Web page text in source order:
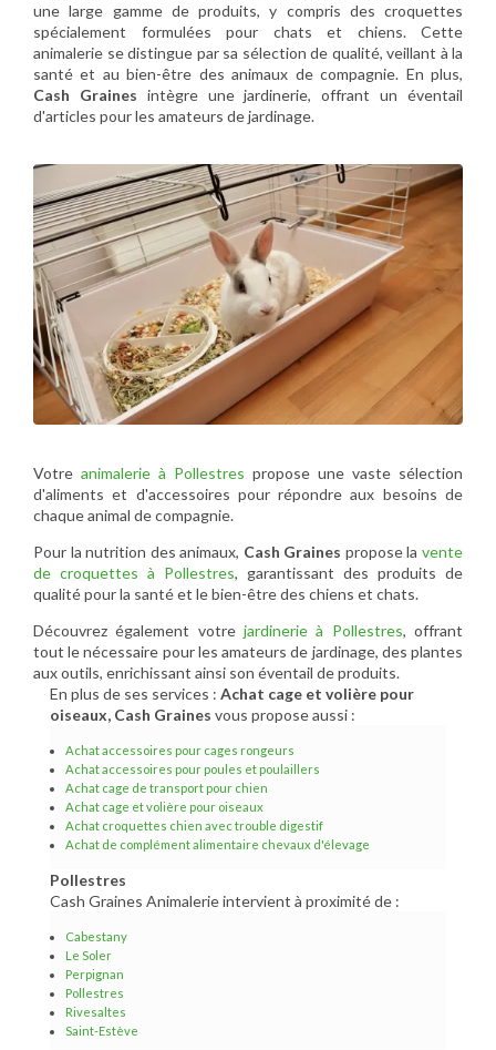
une large gamme de produits, y compris des croquettes
spécialement formulées pour chats et chiens. Cette
animalerie se distingue par sa sélection de qualité, veillant à la
santé et au bien-être des animaux de compagnie. En plus,
Cash Graines intègre une jardinerie, offrant un éventail
d'articles pour les amateurs de jardinage.
Votre animalerie à Pollestres propose une vaste sélection
d'aliments et d'accessoires pour répondre aux besoins de
chaque animal de compagnie.
Pour la nutrition des animaux, Cash Graines propose lavente
de croquettes à Pollestres, garantissant des produits de
qualité pour la santé et le bien-être des chiens et chats.
Découvrez également votre jardinerie à Pollestres, offrant
tout le nécessaire pour les amateurs de jardinage, des plantes
aux outils, enrichissant ainsi son éventail de produits.
En plus de ses services : Achat cage et volière pour
oiseaux, Cash Graines vous propose aussi :
Achat accessoires pour cages rongeurs
Achat accessoires pour poules et poulaillers
Achat cage de transport pour chien
Achat cage et volière pour oiseaux
Achat croquettes chien avec trouble digestif
Achat de complément alimentaire chevaux d'élevage
Pollestres
Cash Graines Animalerie intervient à proximité de :
Cabestany
Le Soler
Perpignan
Pollestres
Rivesaltes
Saint-Estève